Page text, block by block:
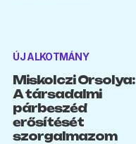
ÚJ ALKOTMÁNY
Miskolczi Orsolya:
A társadalmi
párbeszéd
erősítését
szorgalmazom